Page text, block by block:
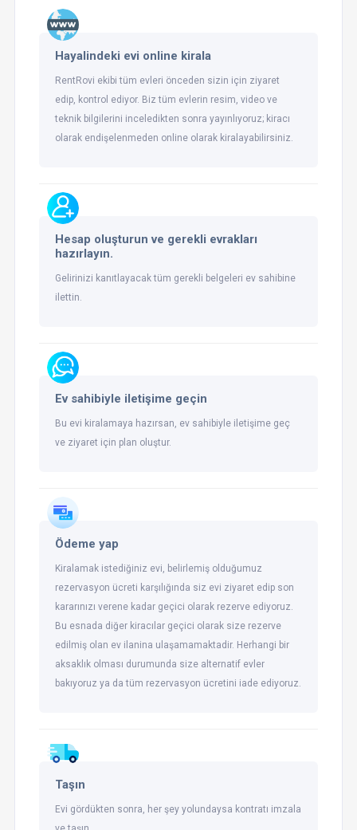
Hayalindeki evi online kirala
RentRovi ekibi tüm evleri önceden sizin için ziyaret
edip, kontrol ediyor. Biz tüm evlerin resim, video ve
teknik bilgilerini inceledikten sonra yayınlıyoruz; kiracı
olarak endişelenmeden online olarak kiralayabilirsiniz.
Hesap oluşturun ve gerekli evrakları
hazırlayın.
Gelirinizi kanıtlayacak tüm gerekli belgeleri ev sahibine
ilettin.
Ev sahibiyle iletişime geçin
Bu evi kiralamaya hazırsan, ev sahibiyle iletişime geç
ve ziyaret için plan oluştur.
Ödeme yap
Kiralamak istediğiniz evi, belirlemiş olduğumuz
rezervasyon ücreti karşılığında siz evi ziyaret edip son
kararınızı verene kadar geçici olarak rezerve ediyoruz.
Bu esnada diğer kiracılar geçici olarak size rezerve
edilmiş olan ev ilanina ulaşamamaktadir. Herhangi bir
aksaklık olması durumunda size alternatif evler
bakıyoruz ya da tüm rezervasyon ücretini iade ediyoruz.
Taşın
Evi gördükten sonra, her şey yolundaysa kontratı imzala